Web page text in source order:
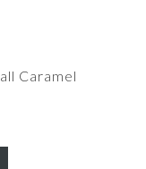
Caramel